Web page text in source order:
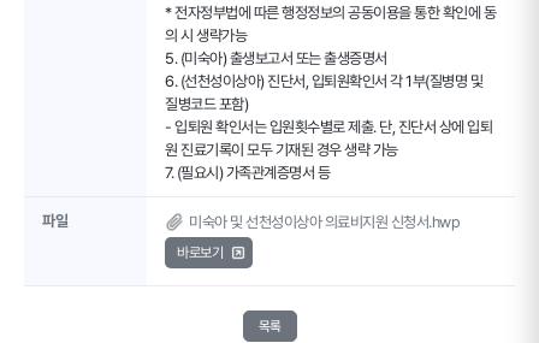
* 전자정부법에 따른 행정정보의 공동이용을 통한 확인에 동
의 시 생략가능
5. (미숙아) 출생보고서 또는 출생증명서
6. (선천성이상아) 진단서, 입퇴원확인서 각 1부(질병명 및
질병코드 포함)
- 입퇴원 확인서는 입원횟수별로 제출. 단, 진단서 상에 입퇴
원 진료기록이 모두 기재된 경우 생략 가능
7. (필요시) 가족관계증명서 등
파일 미숙아 및 선천성이상아 의료비지원 신청서.hwp
바로보기
목록